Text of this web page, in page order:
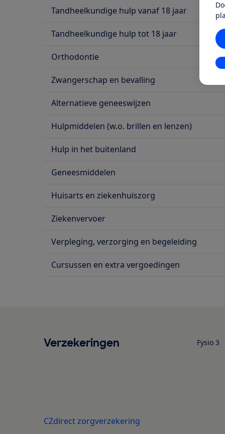
Tandheelkundige hulp vanaf 18 jaar
Tandheelkundige hulp tot 18 jaar
Orthodontie
Zwangerschap en bevalling
Alternatieve geneeswijzen
Hulpmiddelen (w.o. brillen en lenzen)
Hulp in het buitenland
Geneesmiddelen
Huisarts en ziekenhuiszorg
Ziekenvervoer
Verpleging, verzorging en begeleiding
Cursussen en extra vergoedingen
Verzekeringen Fysio 3
CZdirect zorgverzekering